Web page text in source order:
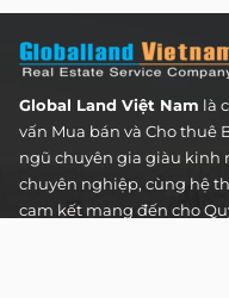
Global Land Việt Nam là
vấn Mua bán và Cho thuê
ngũ chuyên gia giàu kinh
chuyên nghiệp, cùng hệ
cam kết mang đến cho